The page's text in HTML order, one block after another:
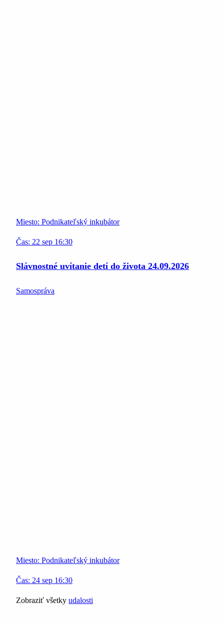
Miesto: Podnikateľský inkubátor
Čas: 22 sep 16:30
Slávnostné uvítanie detí do života 24.09.2026
Samospráva
Miesto: Podnikateľský inkubátor
Čas: 24 sep 16:30
Zobraziť všetky udalosti